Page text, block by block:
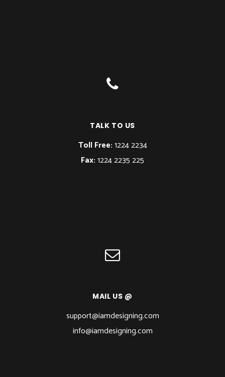
TALK TO US
Toll Free:1224 2234
Fax:1224 2235 225
MAIL US @
support@iamdesigning.com
info@iamdesigning.com